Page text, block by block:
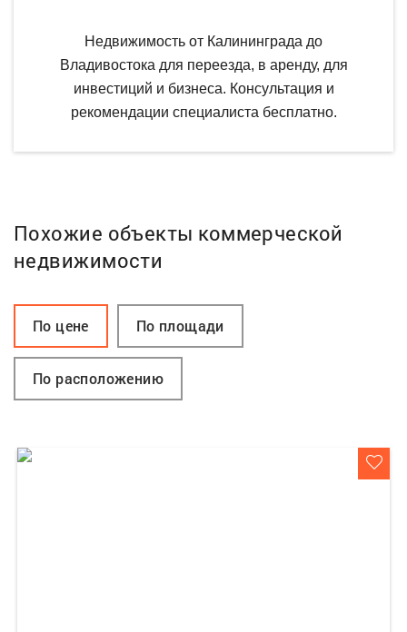
Недвижимость от Калининграда до
Владивостока для переезда, в аренду, для
инвестиций и бизнеса. Консультация и
рекомендации специалиста бесплатно.
Похожие объекты коммерческой
недвижимости
По цене По площади
По расположению